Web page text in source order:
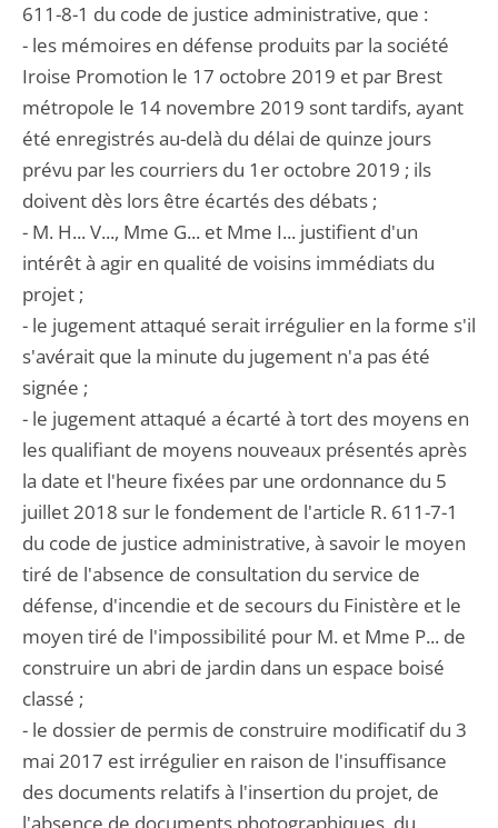
611-8-1 du code de justice administrative, que :
- les mémoires en défense produits par la société
Iroise Promotion le 17 octobre 2019 et par Brest
métropole le 14 novembre 2019 sont tardifs, ayant
été enregistrés au-delà du délai de quinze jours
prévu par les courriers du 1er octobre 2019 ; ils
doivent dès lors être écartés des débats ;
- M. H... V..., Mme G... et Mme I... justifient d'un
intérêt à agir en qualité de voisins immédiats du
projet ;
- le jugement attaqué serait irrégulier en la forme s'il
s'avérait que la minute du jugement n'a pas été
signée ;
- le jugement attaqué a écarté à tort des moyens en
les qualifiant de moyens nouveaux présentés après
la date et l'heure fixées par une ordonnance du 5
juillet 2018 sur le fondement de l'article R. 611-7-1
du code de justice administrative, à savoir le moyen
tiré de l'absence de consultation du service de
défense, d'incendie et de secours du Finistère et le
moyen tiré de l'impossibilité pour M. et Mme P... de
construire un abri de jardin dans un espace boisé
classé ;
- le dossier de permis de construire modificatif du 3
mai 2017 est irrégulier en raison de l'insuffisance
des documents relatifs à l'insertion du projet, de